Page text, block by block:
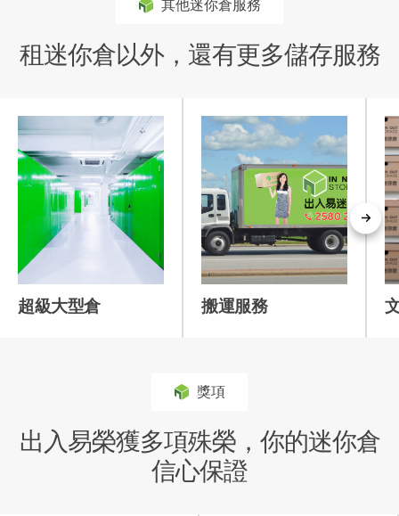
其他迷你倉服務
租迷你倉以外，還有更多儲存服務
超級大型倉 搬運服務
獎項
出入易榮獲多項殊榮，你的迷你倉
信心保證